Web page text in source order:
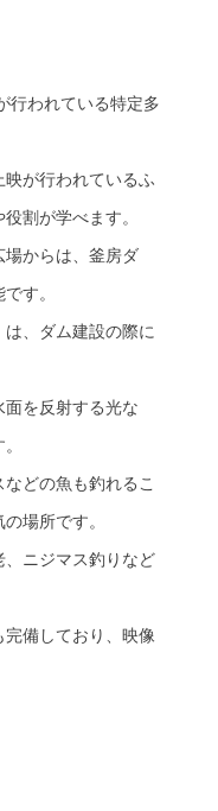
行われている特定多
が行われているふ
割が学べます。
からは、釜房ダ
す。
、ダム建設の際に
面を反射する光な
どの魚も釣れるこ
場所です。
、ニジマス釣りなど
完備しており、映像